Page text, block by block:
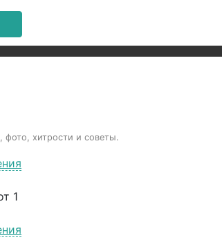
фото, хитрости и советы.